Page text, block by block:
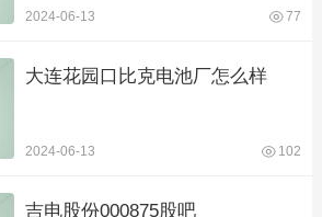
2024-06-13 77
大连花园口比克电池厂怎么样
2024-06-13 102
吉电股份000875股吧